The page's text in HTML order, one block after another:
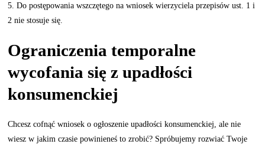
5. Do postępowania wszczętego na wniosek wierzyciela przepisów ust. 1 i
2 nie stosuje się.
Ograniczenia temporalne
wycofania się z upadłości
konsumenckiej
Chcesz cofnąć wniosek o ogłoszenie upadłości konsumenckiej, ale nie
wiesz w jakim czasie powinieneś to zrobić? Spróbujemy rozwiać Twoje